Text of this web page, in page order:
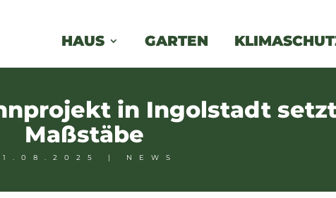
HAUS GARTEN
in Ingolstadt
Maßstäbe
| NEWS